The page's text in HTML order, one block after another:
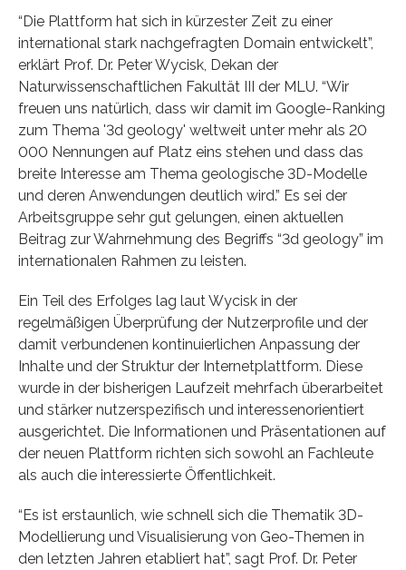
“Die Plattform hat sich in kürzester Zeit zu einer
international stark nachgefragten Domain entwickelt”,
erklärt Prof. Dr. Peter Wycisk, Dekan der
Naturwissenschaftlichen Fakultät III der MLU. “Wir
freuen uns natürlich, dass wir damit im Google-Ranking
zum Thema '3d geology' weltweit unter mehr als 20
000 Nennungen auf Platz eins stehen und dass das
breite Interesse am Thema geologische 3D-Modelle
und deren Anwendungen deutlich wird.” Es sei der
Arbeitsgruppe sehr gut gelungen, einen aktuellen
Beitrag zur Wahrnehmung des Begriffs “3d geology” im
internationalen Rahmen zu leisten.
Ein Teil des Erfolges lag laut Wycisk in der
regelmäßigen Überprüfung der Nutzerprofile und der
damit verbundenen kontinuierlichen Anpassung der
Inhalte und der Struktur der Internetplattform. Diese
wurde in der bisherigen Laufzeit mehrfach überarbeitet
und stärker nutzerspezifisch und interessenorientiert
ausgerichtet. Die Informationen und Präsentationen auf
der neuen Plattform richten sich sowohl an Fachleute
als auch die interessierte Öffentlichkeit.
“Es ist erstaunlich, wie schnell sich die Thematik 3D-
Modellierung und Visualisierung von Geo-Themen in
den letzten Jahren etabliert hat”, sagt Prof. Dr. Peter